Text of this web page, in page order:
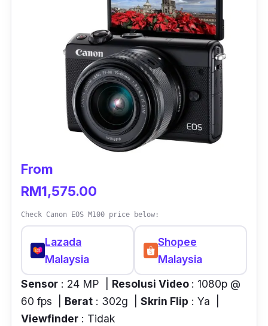
From
RM1,575.00
Check Canon EOS M100 price below:
Lazada
Malaysia
Shopee
Malaysia
Sensor : 24 MP | Resolusi Video : 1080p @
60 fps | Berat : 302g | Skrin Flip : Ya |
Viewfinder : Tidak